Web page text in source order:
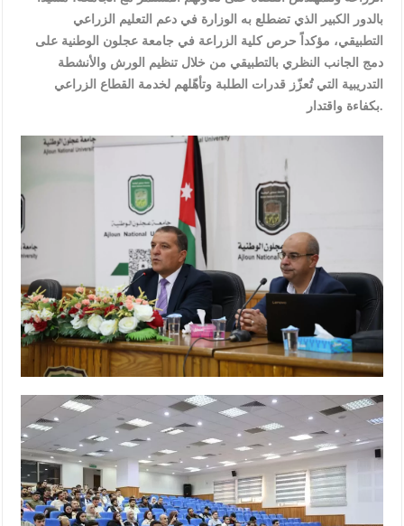
بالدور الكبير الذي تضطلع به الوزارة في دعم التعليم الزراعي
التطبيقي، مؤكداً حرص كلية الزراعة في جامعة عجلون الوطنية على
دمج الجانب النظري بالتطبيقي من خلال تنظيم الورش والأنشطة
التدريبية التي تُعزّز قدرات الطلبة وتأهّلهم لخدمة القطاع الزراعي
بكفاءة واقتدار.